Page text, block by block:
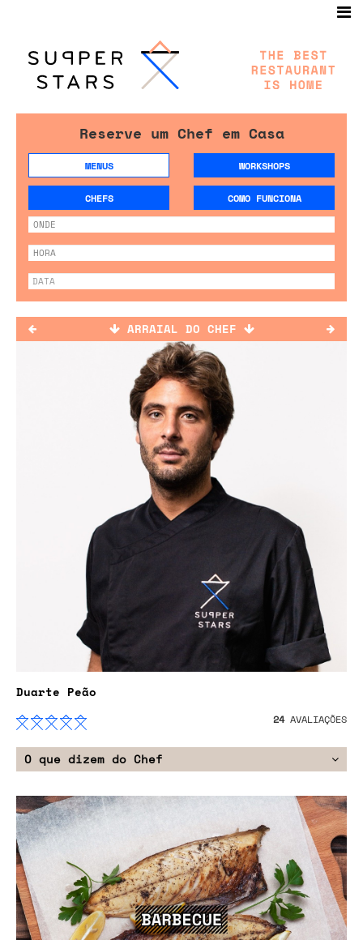
Reserve um Chef em Casa
MENUS WORKSHOPS
CHEFS COMO FUNCIONA
ARRAIAL DO CHEF
Duarte Peão
24AVALIAÇÕES
O que dizem do Chef